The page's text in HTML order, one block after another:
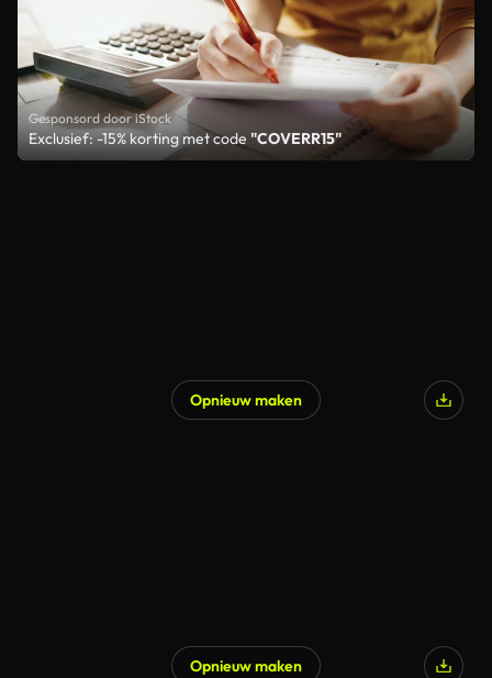
Gesponsord door iStock
Exclusief: -15% korting met code "COVERR15"
Opnieuw maken
Opnieuw maken